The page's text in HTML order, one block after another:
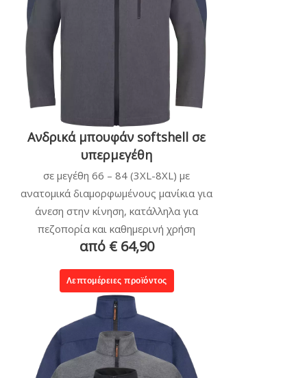
Ανδρικά μπουφάν softshell σε
υπερμεγέθη
σε μεγέθη 66 – 84 (3XL-8XL) με
ανατομικά διαμορφωμένους μανίκια για
άνεση στην κίνηση, κατάλληλα για
πεζοπορία και καθημερινή χρήση
από € 64,90
Λεπτομέρειες προϊόντος